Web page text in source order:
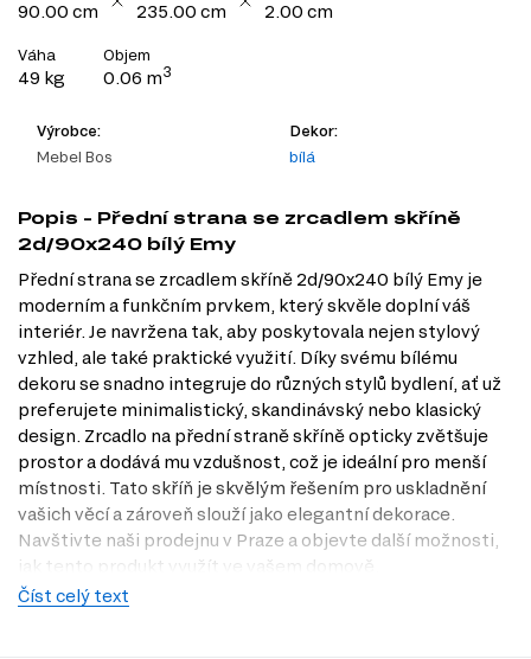
90.00 cm 235.00 cm 2.00 cm
Váha
49 kg
Objem
0.06 m3
Výrobce:
Mebel Bos
Dekor:
bílá
Popis - Přední strana se zrcadlem skříně
2d/90x240 bílý Emy
Přední strana se zrcadlem skříně 2d/90x240 bílý Emy je
moderním a funkčním prvkem, který skvěle doplní váš
interiér. Je navržena tak, aby poskytovala nejen stylový
vzhled, ale také praktické využití. Díky svému bílému
dekoru se snadno integruje do různých stylů bydlení, ať už
preferujete minimalistický, skandinávský nebo klasický
design. Zrcadlo na přední straně skříně opticky zvětšuje
prostor a dodává mu vzdušnost, což je ideální pro menší
místnosti. Tato skříň je skvělým řešením pro uskladnění
vašich věcí a zároveň slouží jako elegantní dekorace.
Navštivte naši prodejnu v Praze a objevte další možnosti,
jak tento produkt využít ve vašem domově.
Charakteristiky, vlastnosti a výhody
Číst celý text